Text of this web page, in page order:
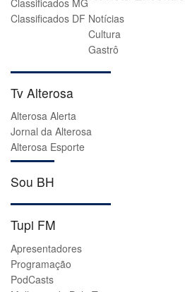
Classificados DF Notícias
Cultura
Gastrô
Tv Alterosa
Alterosa Alerta
Jornal da Alterosa
Alterosa Esporte
Sou BH
Tupi FM
Apresentadores
Programação
PodCasts